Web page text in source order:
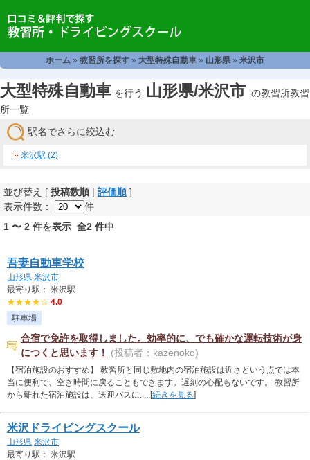
ホーム » 教習所を探す » 大型特殊自動車 » 山形県 » 米沢市
大型特殊自動車 を行う 山形県/米沢市 の教習所教習
所一覧
駅名でさらに絞込む
米沢駅 (2)
並び替え [ 投稿数順| 評価順]
表示件数：
件
1 〜 2 件を表示 全2 件中
吾妻自動車学校
山形県 米沢市
最寄り駅： 米沢駅
★★★★☆ 4.0
駐車場
合宿で免許を取得しました。効率的に、でも確かな運転技術が身
につくと思います！
(投稿者：kazenoko)
【宿泊施設のおすすめ】 教習所と同じ敷地内の宿泊施設は近さという点では本
当に便利で、空き時間に戻ることもできます。遅刻の心配もないです。 教習所
から離れた宿泊施設は、送迎バスに.....[続きを見る]
米沢ドライビングスクール
山形県 米沢市
最寄り駅： 米沢駅